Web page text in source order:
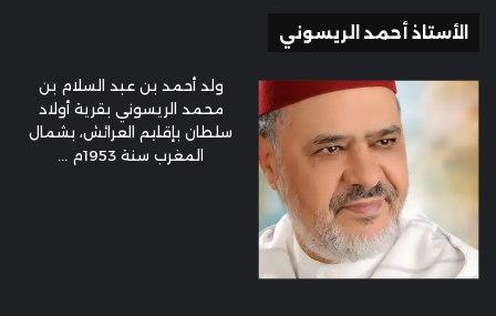
الأستاذ أحمد الريسوني
ولد أحمد بن عبد السلام بن
محمد الريسوني بقرية أولاد
سلطان بإقليم العرائش، بشمال
المغرب سنة 1953م ...